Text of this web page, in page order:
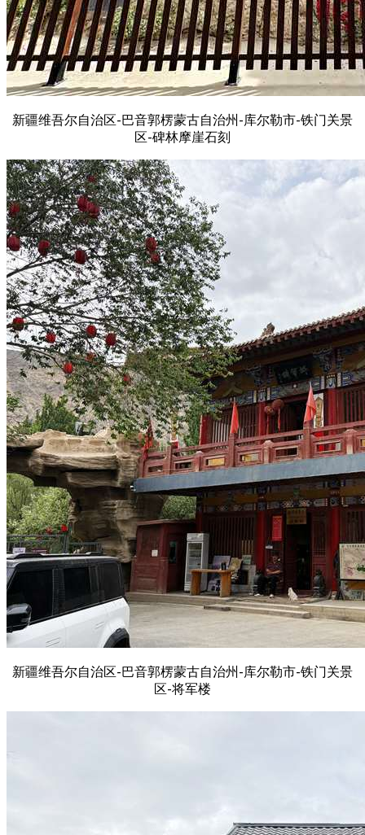
新疆维吾尔自治区-巴音郭楞蒙古自治州-库尔勒市-铁门关景
区-碑林摩崖石刻
新疆维吾尔自治区-巴音郭楞蒙古自治州-库尔勒市-铁门关景
区-将军楼